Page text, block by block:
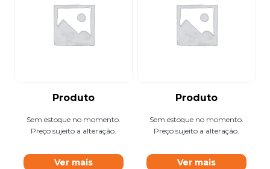
Produto
Sem estoque no momento.
Preço sujeito a alteração.
Ver mais
Produto
Sem estoque no momento.
Preço sujeito a alteração.
Ver mais